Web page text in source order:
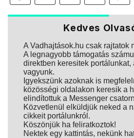
Kedves
A Vadhajtások.hu csak rajtatok
A legnagyobb támogatás
direktben keresitek portálunkat,
vagyunk.
Igyekszünk azoknak is
közösségi oldalakon keresik a
elindítottuk a Messenger
Közvetlenül elküldjük neked a
cikkeit portálunkról.
Köszönjük ha feliratkoztok!
Nektek egy kattintás, nekünk